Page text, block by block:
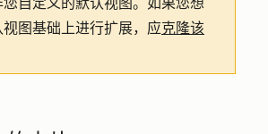
您自定义的默认视图。如果您想
图基础上进行扩展，应克隆该